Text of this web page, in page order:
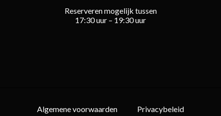
Reserveren mogelijk tussen
17:30 uur – 19:30 uur
Algemene voorwaarden Privacybeleid